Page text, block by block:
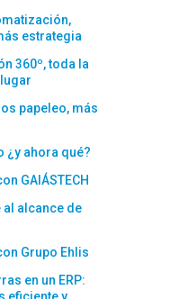
estrategia
360º, toda la
papeleo, más
¿y ahora qué?
GAIÁSTECH
alcance de
Grupo Ehlis
en un ERP: